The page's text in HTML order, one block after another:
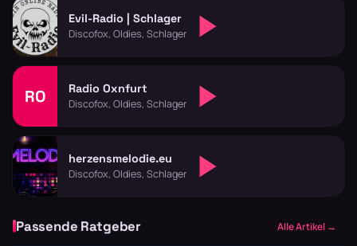
Evil-Radio | Schlager
Discofox, Oldies, Schlager
RO Radio Oxnfurt
Discofox, Oldies, Schlager
herzensmelodie.eu
Discofox, Oldies, Schlager
Passende Ratgeber Alle Artikel →